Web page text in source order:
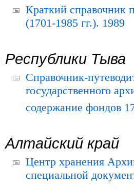
Краткий
(1701-1985 гг.). 1989
Республики Тыва
Справочник-
государственного
содержание фондов
Алтайский край
Центр хранения
специальной